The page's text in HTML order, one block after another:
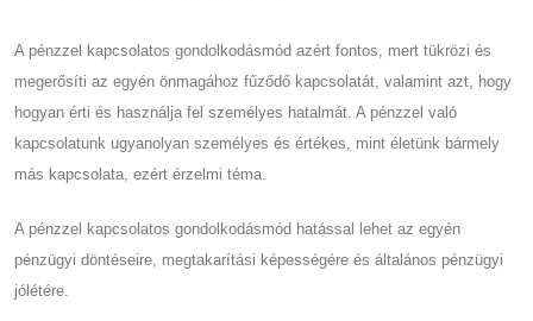
A pénzzel kapcsolatos gondolkodásmód azért fontos, mert tükrözi és
megerősíti az egyén önmagához fűződő kapcsolatát, valamint azt, hogy
hogyan érti és használja fel személyes hatalmát. A pénzzel való
kapcsolatunk ugyanolyan személyes és értékes, mint életünk bármely
más kapcsolata, ezért érzelmi téma.
A pénzzel kapcsolatos gondolkodásmód hatással lehet az egyén
pénzügyi döntéseire, megtakarítási képességére és általános pénzügyi
jólétére.